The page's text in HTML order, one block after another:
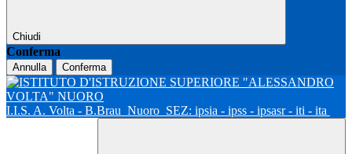
Chiudi
Conferma
Annulla Conferma
I.I.S. A. Volta - B.Brau Nuoro SEZ: ipsia - ipss - ipsasr - iti - ita